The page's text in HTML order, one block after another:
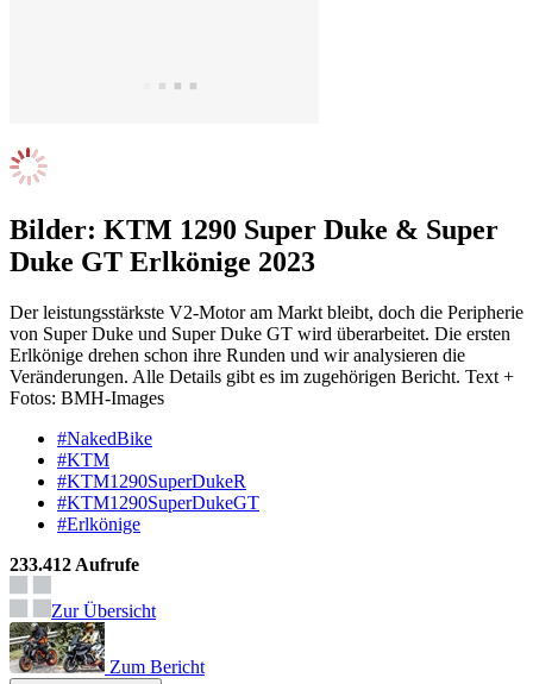
Bilder: KTM 1290 Super Duke & Super
Duke GT Erlkönige 2023
Der leistungsstärkste V2-Motor am Markt bleibt, doch die Peripherie
von Super Duke und Super Duke GT wird überarbeitet. Die ersten
Erlkönige drehen schon ihre Runden und wir analysieren die
Veränderungen. Alle Details gibt es im zugehörigen Bericht. Text +
Fotos: BMH-Images
#NakedBike
#KTM
#KTM1290SuperDukeR
#KTM1290SuperDukeGT
#Erlkönige
233.412 Aufrufe
Zur Übersicht
Zum Bericht